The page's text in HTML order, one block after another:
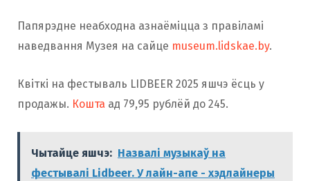
Папярэдне неабходна азнаёміцца з правіламі
наведвання Музея на сайце museum.lidskae.by.
Квіткі на фестываль LIDBEER 2025 яшчэ ёсць у
продажы. Кошта ад 79,95 рублёй до 245.
Чытайце яшчэ: Назвалі музыкаў на
фестывалі Lidbeer. У лайн-апе - хэдлайнеры